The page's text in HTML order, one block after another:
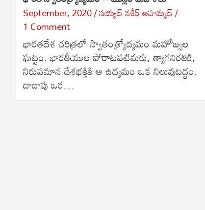
September, 2020 సయ్యద్ నశీర్ అహమ్మద్
1 Comment
భారతదేశ చరిత్రలో స్వాతంత్ర్యోద్యమం మహోజ్వల
ఘట్టం. భారతీయుల పోరాటపటిమకు, త్యాగనిరతికి,
నిరుపమాన దేశభక్తికి ఆ ఉద్యమం ఒక నిలువుటద్దం.
దాదాపు ఒక…